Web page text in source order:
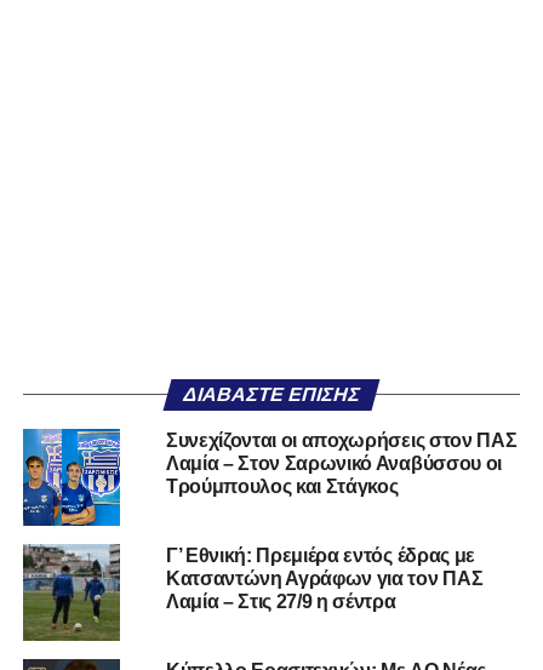
ΔΙΑΒΆΣΤΕ ΕΠΊΣΗΣ
Συνεχίζονται οι αποχωρήσεις στον ΠΑΣ
Λαμία – Στον Σαρωνικό Αναβύσσου οι
Τρούμπουλος και Στάγκος
Γ’ Εθνική: Πρεμιέρα εντός έδρας με
Κατσαντώνη Αγράφων για τον ΠΑΣ
Λαμία – Στις 27/9 η σέντρα